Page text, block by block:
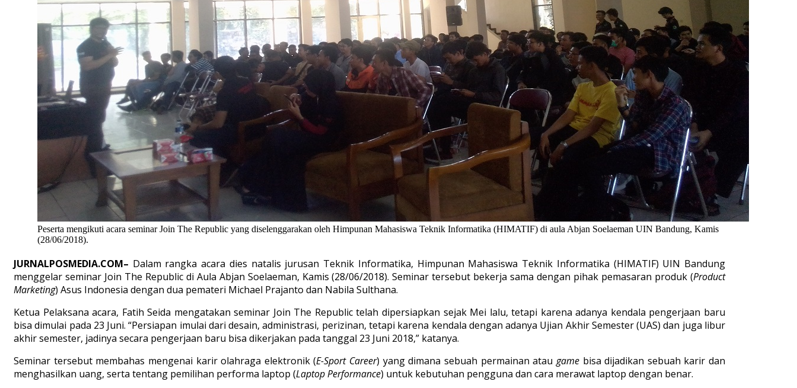
Peserta mengikuti acara seminar Join The Republic yang diselenggarakan oleh Himpunan Mahasiswa Teknik Informatika (HIMATIF) di aula Abjan Soelaeman UIN Bandung, Kamis
(28/06/2018).
JURNALPOSMEDIA.COM– Dalam rangka acara dies natalis jurusan Teknik Informatika, Himpunan Mahasiswa Teknik Informatika (HIMATIF) UIN Bandung
menggelar seminar Join The Republic di Aula Abjan Soelaeman, Kamis (28/06/2018). Seminar tersebut bekerja sama dengan pihak pemasaran produk (Product
Marketing) Asus Indonesia dengan dua pemateri Michael Prajanto dan Nabila Sulthana.
Ketua Pelaksana acara, Fatih Seida mengatakan seminar Join The Republic telah dipersiapkan sejak Mei lalu, tetapi karena adanya kendala pengerjaan baru
bisa dimulai pada 23 Juni. “Persiapan imulai dari desain, administrasi, perizinan, tetapi karena kendala dengan adanya Ujian Akhir Semester (UAS) dan juga libur
akhir semester, jadinya secara pengerjaan baru bisa dikerjakan pada tanggal 23 Juni 2018,” katanya.
Seminar tersebut membahas mengenai karir olahraga elektronik (E-Sport Career) yang dimana sebuah permainan ataugame bisa dijadikan sebuah karir dan
menghasilkan uang, serta tentang pemilihan performa laptop (Laptop Performance) untuk kebutuhan pengguna dan cara merawat laptop dengan benar.